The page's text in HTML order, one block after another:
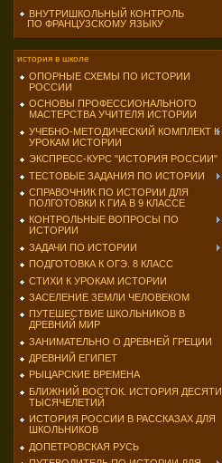
ВНУТРИШКОЛЬНЫЙ КОНТРОЛЬ
ПО ФРАНЦУЗСКОМУ ЯЗЫКУ
история в школе
ОПОРНЫЕ СХЕМЫ ПО ИСТОРИИ
РОССИИ
ОСНОВЫ ПРОФЕССИОНАЛЬНОГО
МАСТЕРСТВА УЧИТЕЛЯ ИСТОРИИ
УЧЕБНО-МЕТОДИЧЕСКИЙ КОМПЛЕКТ К
УРОКАМ ИСТОРИИ
ЭКСПРЕСС-КУРС "ИСТОРИЯ РОССИИ"
ТЕСТОВЫЕ ЗАДАНИЯ ПО ИСТОРИИ
СПРАВОЧНИК ПО ИСТОРИИ ДЛЯ
ПОЛГОТОВКИ К ГИА В 9 КЛАССЕ
КОНТРОЛЬНЫЕ ВОПРОСЫ ПО
ИСТОРИИ
ЗАДАЧИ ПО ИСТОРИИ
ПОДГОТОВКА К ОГЭ. 8 КЛАСС
СТИХИ К УРОКАМ ИСТОРИИ
ЗАСЕЛЕНИЕ ЗЕМЛИ ЧЕЛОВЕКОМ
ПУТЕШЕСТВИЕ ШКОЛЬНИКОВ В
ДРЕВНИЙ МИР
ЗАНИМАТЕЛЬНО О ДРЕВНЕЙ ГРЕЦИИ
ДРЕВНИЙ ЕГИПЕТ
РЫЦАРСКИЕ ВРЕМЕНА
БЛИЖНИЙ ВОСТОК. ИСТОРИЯ ДЕСЯТИ
ТЫСЯЧЕЛЕТИЙ
ИСТОРИЯ РОССИИ В РАССКАЗАХ ДЛЯ
ШКОЛЬНИКОВ
ДОПЕТРОВСКАЯ РУСЬ